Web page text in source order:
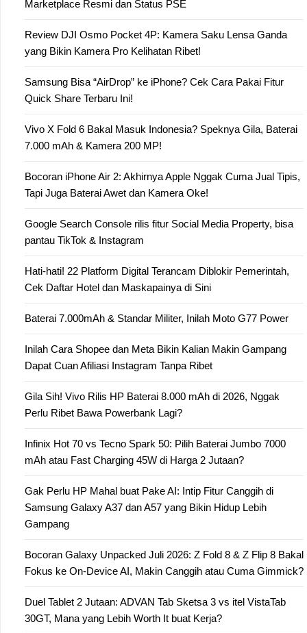
Marketplace Resmi dan Status PSE
Review DJI Osmo Pocket 4P: Kamera Saku Lensa Ganda
yang Bikin Kamera Pro Kelihatan Ribet!
Samsung Bisa “AirDrop” ke iPhone? Cek Cara Pakai Fitur
Quick Share Terbaru Ini!
Vivo X Fold 6 Bakal Masuk Indonesia? Speknya Gila, Baterai
7.000 mAh & Kamera 200 MP!
Bocoran iPhone Air 2: Akhirnya Apple Nggak Cuma Jual Tipis,
Tapi Juga Baterai Awet dan Kamera Oke!
Google Search Console rilis fitur Social Media Property, bisa
pantau TikTok & Instagram
Hati-hati! 22 Platform Digital Terancam Diblokir Pemerintah,
Cek Daftar Hotel dan Maskapainya di Sini
Baterai 7.000mAh & Standar Militer, Inilah Moto G77 Power
Inilah Cara Shopee dan Meta Bikin Kalian Makin Gampang
Dapat Cuan Afiliasi Instagram Tanpa Ribet
Gila Sih! Vivo Rilis HP Baterai 8.000 mAh di 2026, Nggak
Perlu Ribet Bawa Powerbank Lagi?
Infinix Hot 70 vs Tecno Spark 50: Pilih Baterai Jumbo 7000
mAh atau Fast Charging 45W di Harga 2 Jutaan?
Gak Perlu HP Mahal buat Pake AI: Intip Fitur Canggih di
Samsung Galaxy A37 dan A57 yang Bikin Hidup Lebih
Gampang
Bocoran Galaxy Unpacked Juli 2026: Z Fold 8 & Z Flip 8 Bakal
Fokus ke On-Device AI, Makin Canggih atau Cuma Gimmick?
Duel Tablet 2 Jutaan: ADVAN Tab Sketsa 3 vs itel VistaTab
30GT, Mana yang Lebih Worth It buat Kerja?